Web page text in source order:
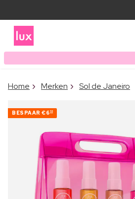
Home Merken Sol de Janeiro
BESPAAR €610